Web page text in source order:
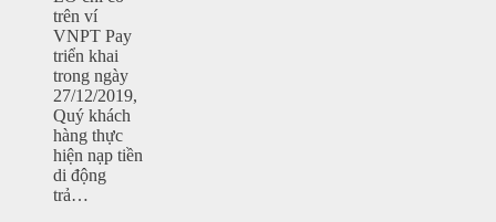
trên ví
VNPT Pay
triển khai
trong ngày
27/12/2019,
Quý khách
hàng thực
hiện nạp tiền
di động
trả…